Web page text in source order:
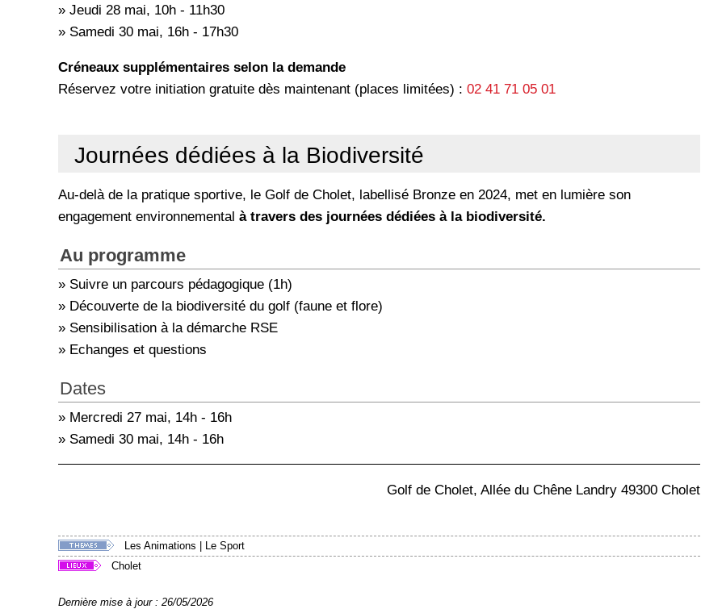
» Jeudi 28 mai, 10h - 11h30
» Samedi 30 mai, 16h - 17h30
Créneaux supplémentaires selon la demande
Réservez votre initiation gratuite dès maintenant (places limitées) : 02 41 71 05 01
Journées dédiées à la Biodiversité
Au-delà de la pratique sportive, le Golf de Cholet, labellisé Bronze en 2024, met en lumière son
engagement environnemental à travers des journées dédiées à la biodiversité.
Au programme
» Suivre un parcours pédagogique (1h)
» Découverte de la biodiversité du golf (faune et flore)
» Sensibilisation à la démarche RSE
» Echanges et questions
Dates
» Mercredi 27 mai, 14h - 16h
» Samedi 30 mai, 14h - 16h
Golf de Cholet, Allée du Chêne Landry 49300 Cholet
Les Animations | Le Sport
Cholet
Dernière mise à jour : 26/05/2026